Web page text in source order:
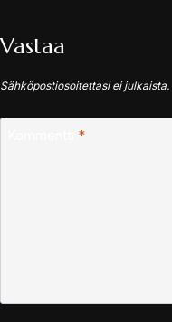
Vastaa
Sähköpostiosoitettasi ei julkaista.
*